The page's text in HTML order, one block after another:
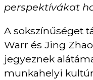
perspektívákat
A sokszínűséget
Warr és Jing
jegyeznek
munkahelyi